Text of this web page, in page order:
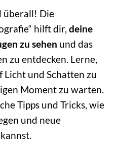
überall! Die
hilft dir, deine
zu sehen und das
zu entdecken. Lerne,
Licht und Schatten zu
Moment zu warten.
Tipps und Tricks, wie
und neue